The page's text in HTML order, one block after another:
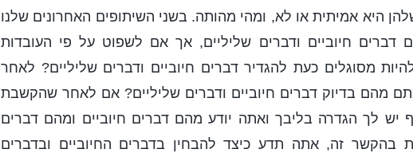
היא אמיתית או לא, ומהי מהותה. בשני השיתופים האחרונים שלנו
דברים חיוביים ודברים שליליים, אך אם לשפוט על פי העובדות
מסוגלים כעת להגדיר דברים חיוביים ודברים שליליים? לאחר
מהם בדיוק דברים חיוביים ודברים שליליים? אם לאחר שהקשבת
יש לך הגדרה בליבך ואתה יודע מהם דברים חיוביים ומהם דברים
בהקשר זה, אתה תדע כיצד להבחין בדברים החיוביים ובדברים